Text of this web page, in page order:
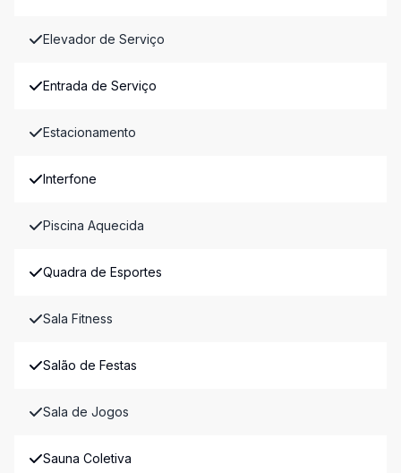
Elevador de Serviço
Entrada de Serviço
Estacionamento
Interfone
Piscina Aquecida
Quadra de Esportes
Sala Fitness
Salão de Festas
Sala de Jogos
Sauna Coletiva